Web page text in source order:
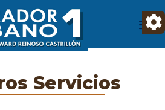
Servicios